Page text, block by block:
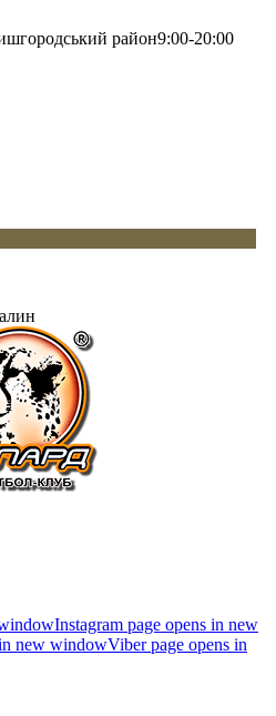
район9:00-20:00
Instagram page opens in new
new windowViber page opens in